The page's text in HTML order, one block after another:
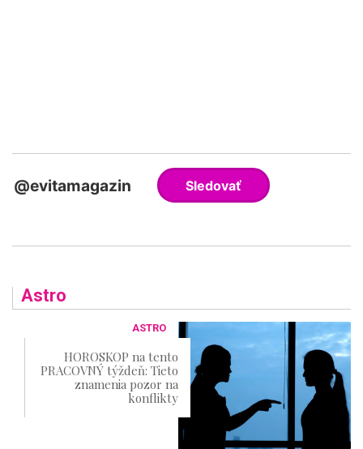
Astro
ASTRO
HOROSKOP na tento
PRACOVNÝ týždeň: Tieto
znamenia pozor na
konflikty